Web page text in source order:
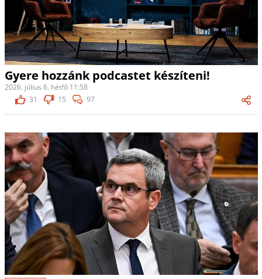
Gyere hozzánk podcastet készíteni!
2026. július 6. hétfő 11:58
31
15 97